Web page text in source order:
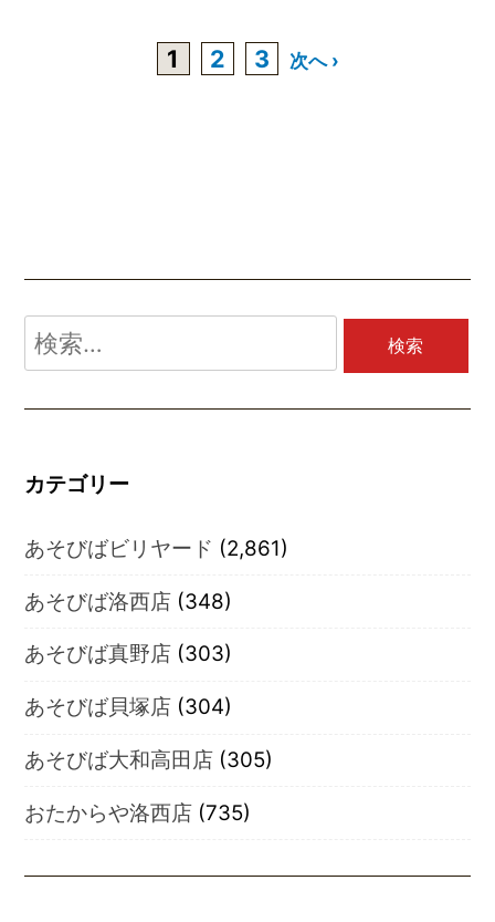
1 2 3 次へ ›
検
索:
カテゴリー
あそびばビリヤード (2,861)
あそびば洛西店 (348)
あそびば真野店 (303)
あそびば貝塚店 (304)
あそびば大和高田店 (305)
おたからや洛西店 (735)